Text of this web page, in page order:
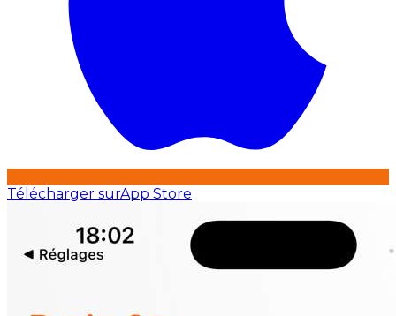
Télécharger surApp Store